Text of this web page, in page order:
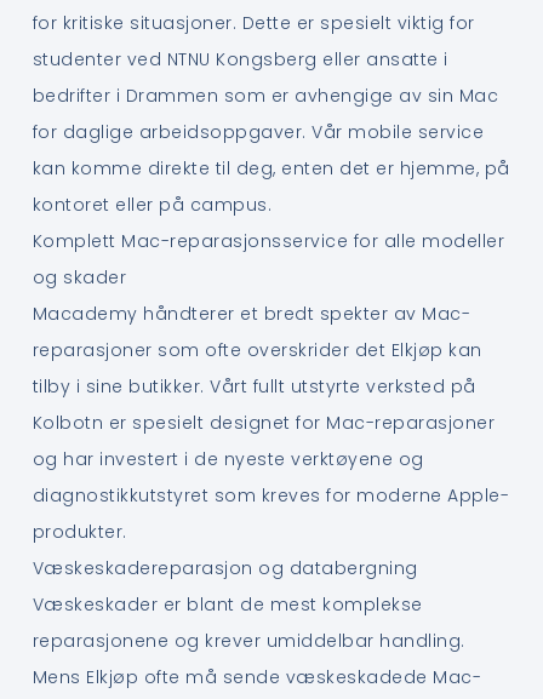
for kritiske situasjoner. Dette er spesielt viktig for
studenter ved NTNU Kongsberg eller ansatte i
bedrifter i Drammen som er avhengige av sin Mac
for daglige arbeidsoppgaver. Vår mobile service
kan komme direkte til deg, enten det er hjemme, på
kontoret eller på campus.
Komplett Mac-reparasjonsservice for alle modeller
og skader
Macademy håndterer et bredt spekter av Mac-
reparasjoner som ofte overskrider det Elkjøp kan
tilby i sine butikker. Vårt fullt utstyrte verksted på
Kolbotn er spesielt designet for Mac-reparasjoner
og har investert i de nyeste verktøyene og
diagnostikkutstyret som kreves for moderne Apple-
produkter.
Væskeskadereparasjon og databergning
Væskeskader er blant de mest komplekse
reparasjonene og krever umiddelbar handling.
Mens Elkjøp ofte må sende væskeskadede Mac-